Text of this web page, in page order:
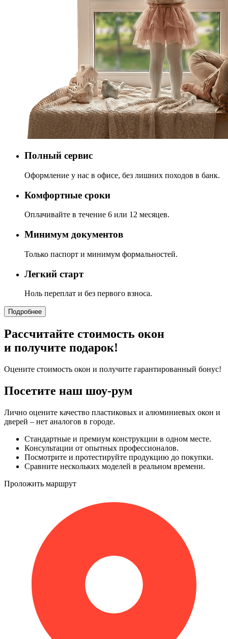
Полный сервис
Оформление у нас в офисе, без лишних походов в банк.
Комфортные сроки
Оплачивайте в течение 6 или 12 месяцев.
Минимум документов
Только паспорт и минимум формальностей.
Легкий старт
Ноль переплат и без первого взноса.
Подробнее
Рассчитайте стоимость окон
и получите подарок!
Оцените стоимость окон и получите гарантированный бонус!
Посетите наш шоу-рум
Лично оцените качество пластиковых и алюминиевых окон и
дверей – нет аналогов в городе.
Стандартные и премиум конструкции в одном месте.
Консультации от опытных профессионалов.
Посмотрите и протестируйте продукцию до покупки.
Сравните нескольких моделей в реальном времени.
Проложить маршрут